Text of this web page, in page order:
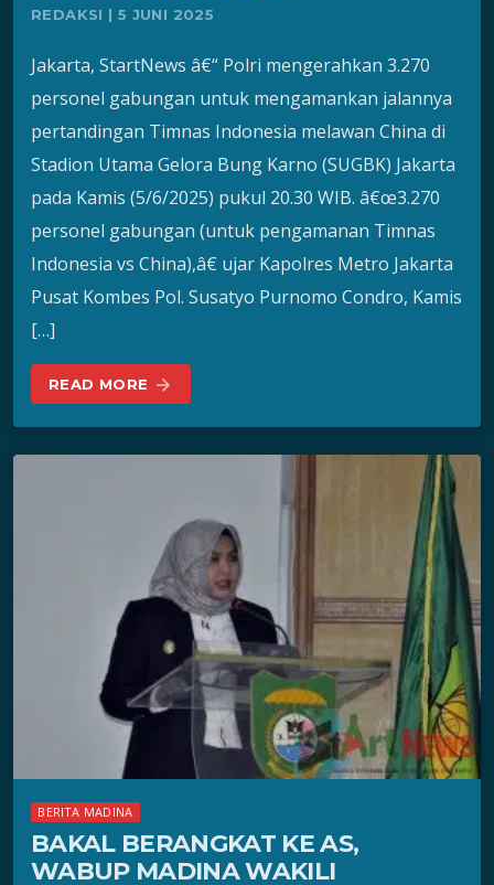
REDAKSI | 5 JUNI 2025
Jakarta, StartNews â€“ Polri mengerahkan 3.270
personel gabungan untuk mengamankan jalannya
pertandingan Timnas Indonesia melawan China di
Stadion Utama Gelora Bung Karno (SUGBK) Jakarta
pada Kamis (5/6/2025) pukul 20.30 WIB. â€œ3.270
personel gabungan (untuk pengamanan Timnas
Indonesia vs China),â€ ujar Kapolres Metro Jakarta
Pusat Kombes Pol. Susatyo Purnomo Condro, Kamis
[…]
READ MORE arrow_forward
BERITA MADINA
BAKAL BERANGKAT KE AS,
WABUP MADINA WAKILI